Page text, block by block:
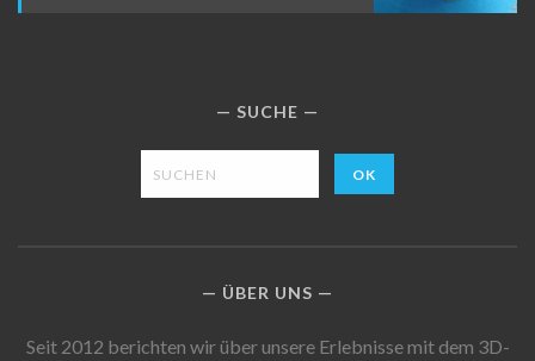
SUCHE
ÜBER UNS
Seit 2012 berichten wir über unsere Erlebnisse mit dem 3D-